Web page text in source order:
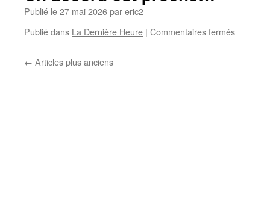
Publié le27 mai 2026pareric2
Publié dans La Dernière Heure | Commentaires fermés
← Articles plus anciens